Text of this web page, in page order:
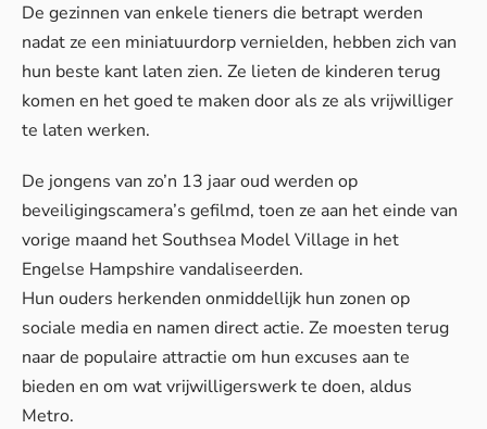
De gezinnen van enkele tieners die betrapt werden
nadat ze een miniatuurdorp vernielden, hebben zich van
hun beste kant laten zien. Ze lieten de kinderen terug
komen en het goed te maken door als ze als vrijwilliger
te laten werken.
De jongens van zo’n 13 jaar oud werden op
beveiligingscamera’s gefilmd, toen ze aan het einde van
vorige maand het Southsea Model Village in het
Engelse Hampshire vandaliseerden.
Hun ouders herkenden onmiddellijk hun zonen op
sociale media en namen direct actie. Ze moesten terug
naar de populaire attractie om hun excuses aan te
bieden en om wat vrijwilligerswerk te doen, aldus
Metro.